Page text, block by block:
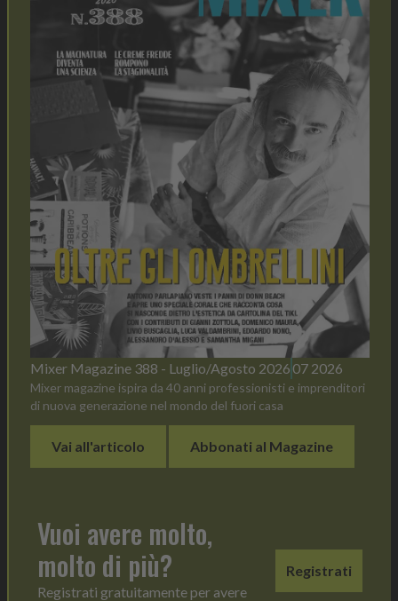
Mixer Magazine 388 - Luglio/Agosto 2026 07 2026
Mixer magazine ispira da 40 anni professionisti e imprenditori
di nuova generazione nel mondo del fuori casa
Vai all'articolo Abbonati al Magazine
Vuoi avere molto,
molto di più?
Registrati gratuitamente per avere
Registrati